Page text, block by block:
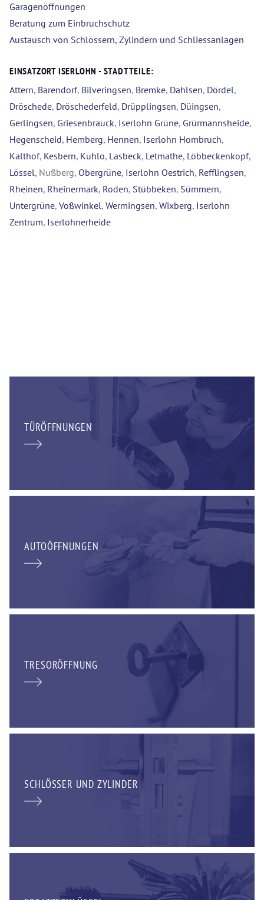
Garagenöffnungen
Beratung zum Einbruchschutz
Austausch von Schlössern, Zylindern und Schliessanlagen
EINSATZORT ISERLOHN - STADTTEILE:
Attern, Barendorf, Bilveringsen, Bremke, Dahlsen, Dördel,
Dröschede, Dröschederfeld, Drüpplingsen, Düingsen,
Gerlingsen, Griesenbrauck, Iserlohn Grüne, Grürmannsheide,
Hegenscheid, Hemberg, Hennen, Iserlohn Hombruch,
Kalthof, Kesbern, Kuhlo, Lasbeck, Letmathe, Löbbeckenkopf,
Lössel, Nußberg, Obergrüne, Iserlohn Oestrich, Refflingsen,
Rheinen, Rheinermark, Roden, Stübbeken, Sümmern,
Untergrüne, Voßwinkel, Wermingsen, Wixberg, Iserlohn
Zentrum, Iserlohnerheide
TÜRÖFFNUNGEN
AUTOÖFFNUNGEN
TRESORÖFFNUNG
SCHLÖSSER UND ZYLINDER